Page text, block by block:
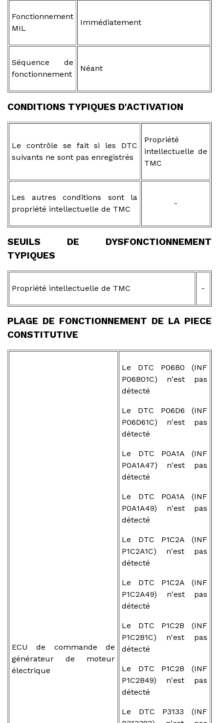
Fonctionnement
MIL
Immédiatement
Séquence de
fonctionnement
Néant
CONDITIONS TYPIQUES D'ACTIVATION
Le contrôle se fait si les DTC
suivants ne sont pas enregistrés
Propriété
intellectuelle de
TMC
Les autres conditions sont la
propriété intellectuelle de TMC
-
SEUILS DE DYSFONCTIONNEMENT
TYPIQUES
Propriété intellectuelle de TMC -
PLAGE DE FONCTIONNEMENT DE LA PIECE
CONSTITUTIVE
ECU de commande de
générateur de moteur
électrique
Le DTC P06B0 (INF
P06B01C) n'est pas
détecté
Le DTC P06D6 (INF
P06D61C) n'est pas
détecté
Le DTC P0A1A (INF
P0A1A47) n'est pas
détecté
Le DTC P0A1A (INF
P0A1A49) n'est pas
détecté
Le DTC P1C2A (INF
P1C2A1C) n'est pas
détecté
Le DTC P1C2A (INF
P1C2A49) n'est pas
détecté
Le DTC P1C2B (INF
P1C2B1C) n'est pas
détecté
Le DTC P1C2B (INF
P1C2B49) n'est pas
détecté
Le DTC P3133 (INF